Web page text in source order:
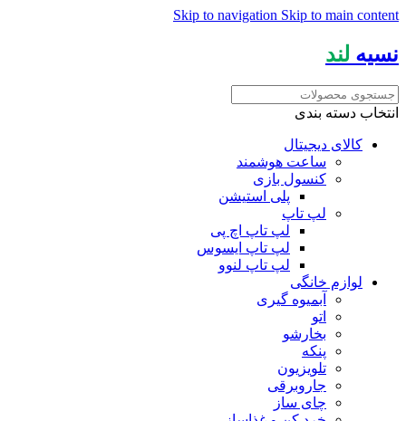
Skip to navigation Skip to main content
نسیه لند
انتخاب دسته بندی
کالای دیجیتال
ساعت هوشمند
کنسول بازی
پلی استیشن
لپ تاپ
لپ تاپ اچ پی
لپ تاپ ایسوس
لپ تاپ لنوو
لوازم خانگی
آبمیوه گیری
اتو
بخارشو
پنکه
تلویزیون
جاروبرقی
چای ساز